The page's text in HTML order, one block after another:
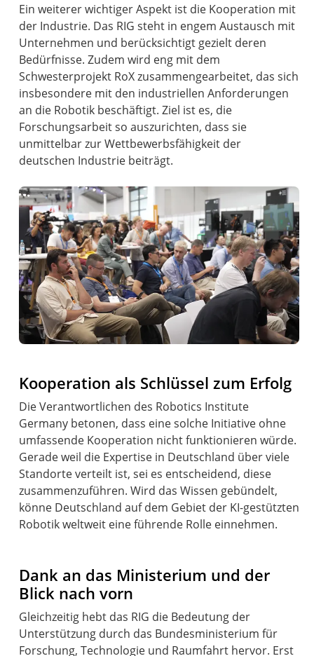
Ein weiterer wichtiger Aspekt ist die Kooperation mit
der Industrie. Das RIG steht in engem Austausch mit
Unternehmen und berücksichtigt gezielt deren
Bedürfnisse. Zudem wird eng mit dem
Schwesterprojekt RoX zusammengearbeitet, das sich
insbesondere mit den industriellen Anforderungen
an die Robotik beschäftigt. Ziel ist es, die
Forschungsarbeit so auszurichten, dass sie
unmittelbar zur Wettbewerbsfähigkeit der
deutschen Industrie beiträgt.
Kooperation als Schlüssel zum Erfolg
Die Verantwortlichen des Robotics Institute
Germany betonen, dass eine solche Initiative ohne
umfassende Kooperation nicht funktionieren würde.
Gerade weil die Expertise in Deutschland über viele
Standorte verteilt ist, sei es entscheidend, diese
zusammenzuführen. Wird das Wissen gebündelt,
könne Deutschland auf dem Gebiet der KI-gestützten
Robotik weltweit eine führende Rolle einnehmen.
Dank an das Ministerium und der
Blick nach vorn
Gleichzeitig hebt das RIG die Bedeutung der
Unterstützung durch das Bundesministerium für
Forschung, Technologie und Raumfahrt hervor. Erst